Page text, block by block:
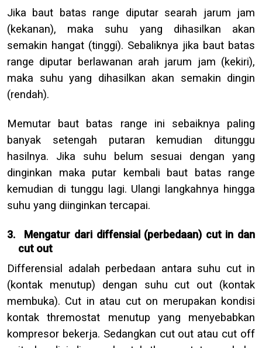
Jika baut batas range diputar searah jarum jam
(kekanan), maka suhu yang dihasilkan akan
semakin hangat (tinggi). Sebaliknya jika baut batas
range diputar berlawanan arah jarum jam (kekiri),
maka suhu yang dihasilkan akan semakin dingin
(rendah).
Memutar baut batas range ini sebaiknya paling
banyak setengah putaran kemudian ditunggu
hasilnya. Jika suhu belum sesuai dengan yang
dinginkan maka putar kembali baut batas range
kemudian di tunggu lagi. Ulangi langkahnya hingga
suhu yang diinginkan tercapai.
3.
Mengatur dari diffensial (perbedaan) cut in dan
cut out
Differensial adalah perbedaan antara suhu cut in
(kontak menutup) dengan suhu cut out (kontak
membuka). Cut in atau cut on merupakan kondisi
kontak thremostat menutup yang menyebabkan
kompresor bekerja. Sedangkan cut out atau cut off